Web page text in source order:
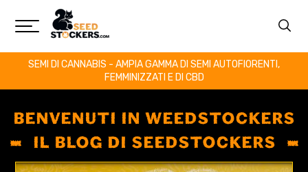
SEMI DI CANNABIS - AMPIA GAMMA DI SEMI AUTOFIORENTI,
FEMMINIZZATI E DI CBD
BENVENUTI IN WEEDSTOCKERS
IL BLOG DI SEEDSTOCKERS